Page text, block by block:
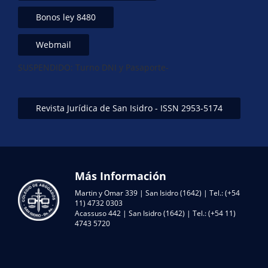
Bonos ley 8480
Webmail
SUSPENDIDO: Turno DNI y Pasaporte-
Revista Jurídica de San Isidro - ISSN 2953-5174
Más Información
Martin y Omar 339 | San Isidro (1642) | Tel.: (+54
11) 4732 0303
Acassuso 442 | San Isidro (1642) | Tel.: (+54 11)
4743 5720